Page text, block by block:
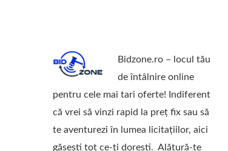
Bidzone.ro – locul tău
de întâlnire online
pentru cele mai tari oferte! Indiferent
că vrei să vinzi rapid la preț fix sau să
te aventurezi în lumea licitațiilor, aici
găsești tot ce-ți dorești. Alătură-te